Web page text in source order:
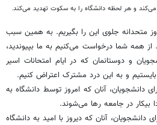
و هر لحظه دانشگاه را به سکوت تهدید می‌کند.
متحدانه جلوی این را بگیریم. به همین سبب
از همه شما درخواست می‌کنیم به ما بپیوندید،
و دوستانمان که در ایام امتحانات اسیر
و به این درد مشترک اعتراض کنیم.
دانشجویان، آنان که امروز توسط دانشگاه به
بیکار در جامعه رها می‌شوند.
دانشجویان، آنان که دیروز با امید به دانشگاه